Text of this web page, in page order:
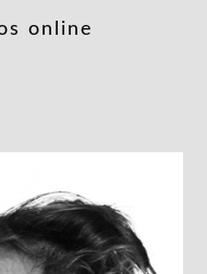
online